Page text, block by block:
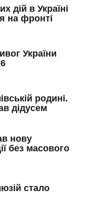
дій в Україні
на фронті
України
родині.
дідусем
нову
без масового
стало